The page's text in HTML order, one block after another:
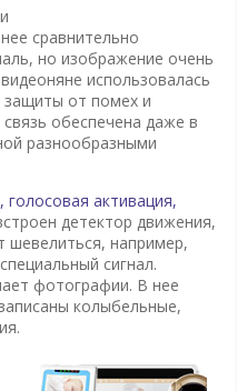
сравнительно
но изображение очень
использовалась
защиты от помех и
обеспечена даже в
разнообразными
активация,
детектор движения,
шевелиться, например,
сигнал.
фотографии. В нее
колыбельные,